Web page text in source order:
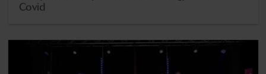
Covid